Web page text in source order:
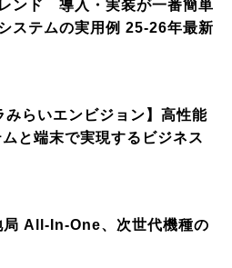
ンド 導入・実装が一番簡単
ステムの実用例 25-26年最新
みらいエンビジョン】高性能
と端末で実現するビジネス
局 All-In-One、次世代機種の